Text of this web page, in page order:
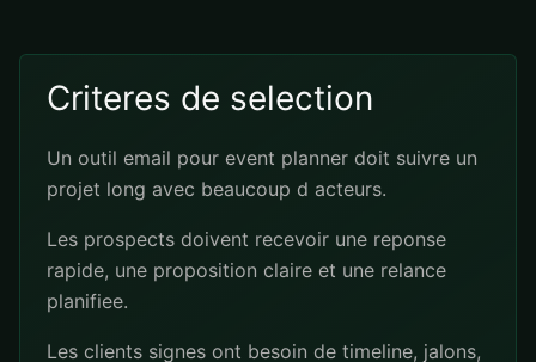
Criteres de selection
Un outil email pour event planner doit suivre un
projet long avec beaucoup d acteurs.
Les prospects doivent recevoir une reponse
rapide, une proposition claire et une relance
planifiee.
Les clients signes ont besoin de timeline, jalons,